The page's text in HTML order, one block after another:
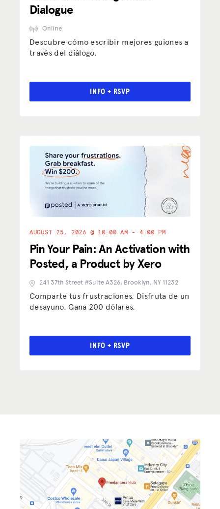
QUIÉNES SOMOS
Donar
Dialogue
Online
Descubre cómo escribir mejores guiones a
través del diálogo.
INFO + RSVP
Pin Your Pain: An Activation with
Posted, a Product by Xero
AUGUST 25, 2026 @ 10:00 AM - 4:00 PM
241 37th Street #Suite A326, Brooklyn, NY 11232
Comparte tus frustraciones. Disfruta de un
desayuno. Gana 200 dólares.
INFO + RSVP